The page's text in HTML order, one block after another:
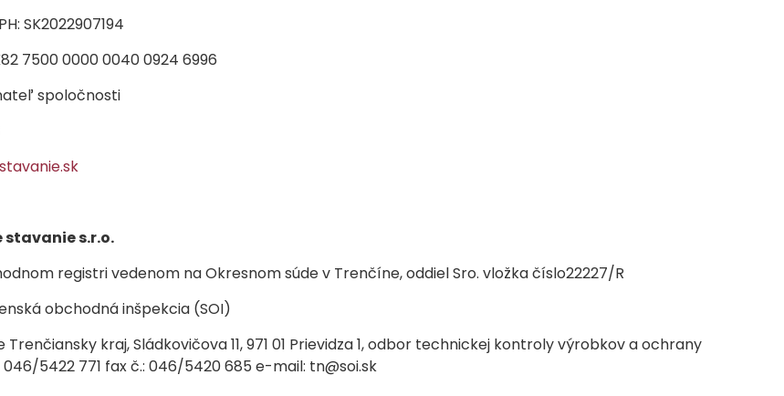
SK2022907194
7500 0000 0040 0924 6996
spoločnosti
stavanie s.r.o.
registri vedenom na Okresnom súde v Trenčíne, oddiel Sro. vložka číslo22227/R
obchodná inšpekcia (SOI)
kraj, Sládkovičova 11, 971 01 Prievidza 1, odbor technickej kontroly výrobkov a ochrany
5422 771 fax č.: 046/5420 685 e-mail: tn@soi.sk